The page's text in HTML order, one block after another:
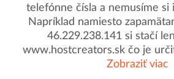
telefónne čísla a nemusíme si
Napríklad namiesto
46.229.238.141 si stačí
www.hostcreators.sk čo je
Zobraziť viac